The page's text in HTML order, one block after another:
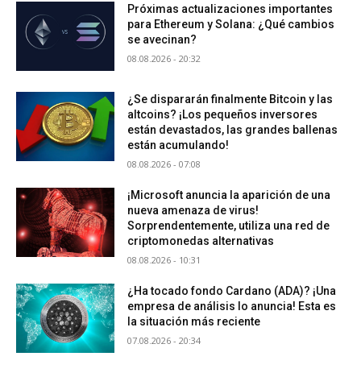
Próximas actualizaciones importantes
para Ethereum y Solana: ¿Qué cambios
se avecinan?
08.08.2026 - 20:32
¿Se dispararán finalmente Bitcoin y las
altcoins? ¡Los pequeños inversores
están devastados, las grandes ballenas
están acumulando!
08.08.2026 - 07:08
¡Microsoft anuncia la aparición de una
nueva amenaza de virus!
Sorprendentemente, utiliza una red de
criptomonedas alternativas
08.08.2026 - 10:31
¿Ha tocado fondo Cardano (ADA)? ¡Una
empresa de análisis lo anuncia! Esta es
la situación más reciente
07.08.2026 - 20:34